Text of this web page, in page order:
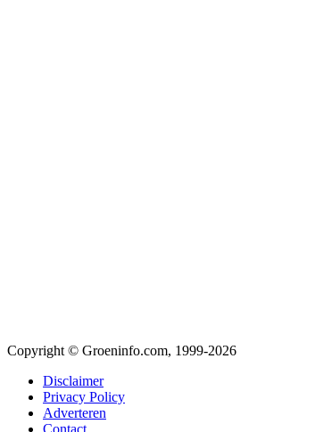
Copyright © Groeninfo.com, 1999-2026
Disclaimer
Privacy Policy
Adverteren